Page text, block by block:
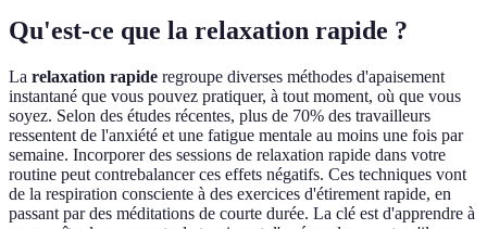
Qu'est-ce que la relaxation rapide ?
La relaxation rapide regroupe diverses méthodes d'apaisement
instantané que vous pouvez pratiquer, à tout moment, où que vous
soyez. Selon des études récentes, plus de 70% des travailleurs
ressentent de l'anxiété et une fatigue mentale au moins une fois par
semaine. Incorporer des sessions de relaxation rapide dans votre
routine peut contrebalancer ces effets négatifs. Ces techniques vont
de la respiration consciente à des exercices d'étirement rapide, en
passant par des méditations de courte durée. La clé est d'apprendre à